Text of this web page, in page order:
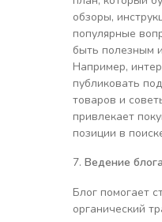
обзоры,
популярные
быть полезным
Например,
публиковать
товаров и
привлекает
позиции в
Ведение блога
Блог помогает
органический